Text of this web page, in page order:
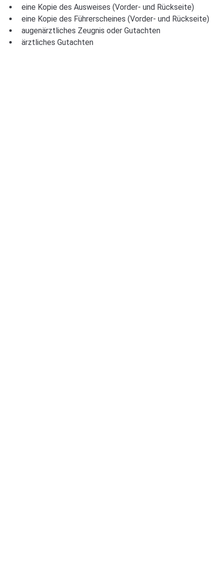
eine Kopie des Ausweises (Vorder- und Rückseite)
eine Kopie des Führerscheines (Vorder- und Rückseite)
augenärztliches Zeugnis oder Gutachten
ärztliches Gutachten